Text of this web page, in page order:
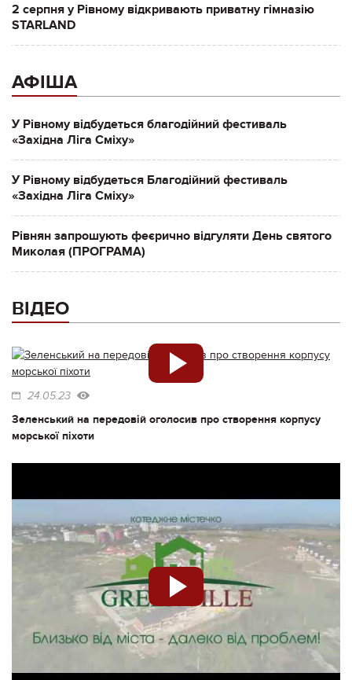
2 серпня у Рівному відкривають приватну гімназію
STARLAND
АФІША
У Рівному відбудеться благодійний фестиваль
«Західна Ліга Сміху»
У Рівному відбудеться Благодійний фестиваль
«Західна Ліга Сміху»
Рівнян запрошують феєрично відгуляти День святого
Миколая (ПРОГРАМА)
ВІДЕО
24.05.23
Зеленський на передовій оголосив про створення корпусу
морської піхоти